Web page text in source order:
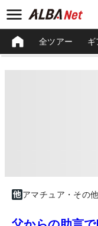
全ツアー ギ
アマチュア・その他